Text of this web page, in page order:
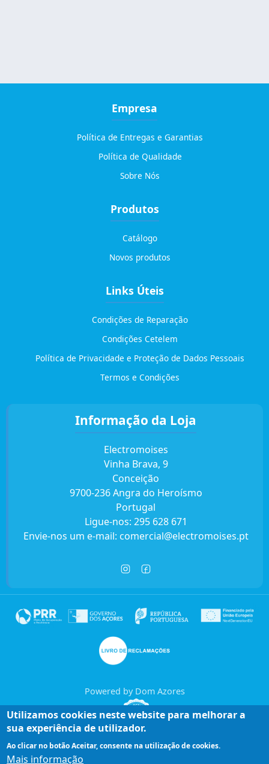
Entre em contacto connosco!
Empresa
Política de Entregas e Garantias
Política de Qualidade
Sobre Nós
Produtos
Catálogo
Novos produtos
Links Úteis
Condições de Reparação
Condições Cetelem
Política de Privacidade e Proteção de Dados Pessoais
Termos e Condições
Informação da Loja
Electromoises
Vinha Brava, 9
Conceição
9700-236 Angra do Heroísmo
Portugal
Ligue-nos: 295 628 671
Envie-nos um e-mail: comercial@electromoises.pt
Powered by Dom Azores
Utilizamos cookies neste website para melhorar a
sua experiência de utilizador.
Ao clicar no botão Aceitar, consente na utilização de cookies.
Mais informação